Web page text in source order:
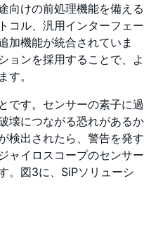
向けの前処理機能を備える
コル、汎用インターフェー
加機能が統合されていま
ョンを採用することで、よ
す。
です。センサーの素子に過
壊につながる恐れがあるか
検出されたら、警告を発す
ャイロスコープのセンサー
。図3に、SiPソリューシ